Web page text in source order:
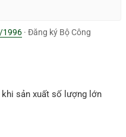
1996 · Đăng ký Bộ Công
sản xuất số lượng lớn